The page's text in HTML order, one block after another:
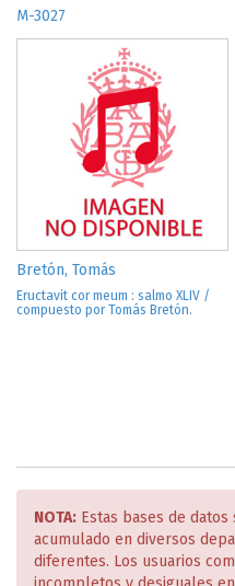
M-3027
Bretón, Tomás
Eructavit cor meum : salmo XLIV /
compuesto por Tomás Bretón.
NOTA: Estas bases de
acumulado en diversos
diferentes. Los usuarios